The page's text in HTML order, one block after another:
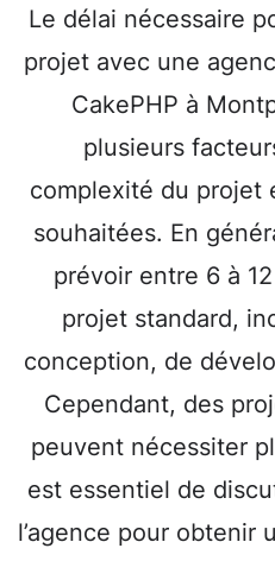
Le délai nécessaire
projet avec une
CakePHP à
plusieurs
complexité du projet
souhaitées. En
prévoir entre 6 à
projet standard,
conception, de
Cependant, des
peuvent nécessiter
est essentiel de
l’agence pour obtenir